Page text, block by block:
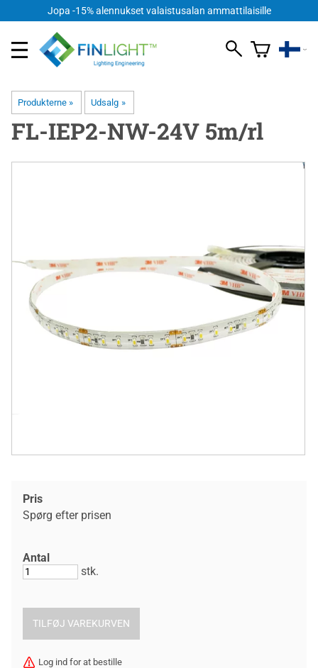
Jopa -15% alennukset valaistusalan ammattilaisille
Produkterne ‪» Udsalg ‪»
FL-IEP2-NW-24V 5m/rl
Pris
Spørg efter prisen
Antal
stk.
Log ind for at bestille